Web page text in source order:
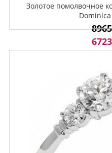
Золотое помолвочное
Dominica